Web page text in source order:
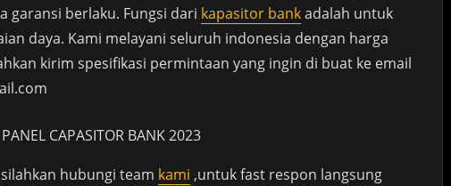
garansi berlaku. Fungsi dari kapasitor bankadalah untuk
daya. Kami melayani seluruh indonesia dengan harga
kirim spesifikasi permintaan yang ingin di buat ke email
hubungi team kami ,untuk fast respon langsung